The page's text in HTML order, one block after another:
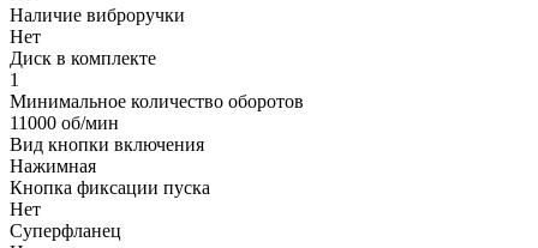
Наличие виброручки
Нет
Диск в комплекте
1
Минимальное количество оборотов
11000 об/мин
Вид кнопки включения
Нажимная
Кнопка фиксации пуска
Нет
Суперфланец